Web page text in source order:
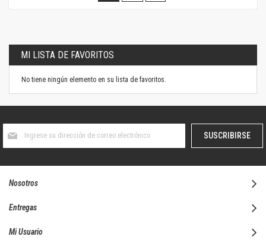
página
MI LISTA DE FAVORITOS
No tiene ningún elemento en su lista de favoritos.
boletín
SUSCRIBIRSE
Nosotros
Entregas
Mi Usuario